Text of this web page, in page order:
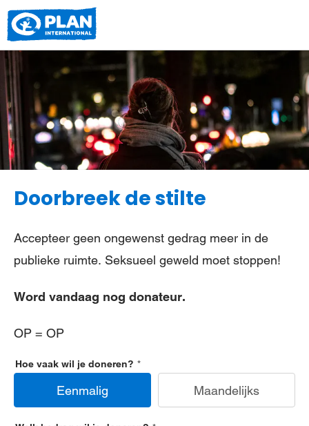
Doorbreek de stilte
Accepteer geen ongewenst gedrag meer in de
publieke ruimte. Seksueel geweld moet stoppen!
Word vandaag nog donateur.
OP = OP
Hoe vaak wil je doneren?
Eenmalig Maandelijks